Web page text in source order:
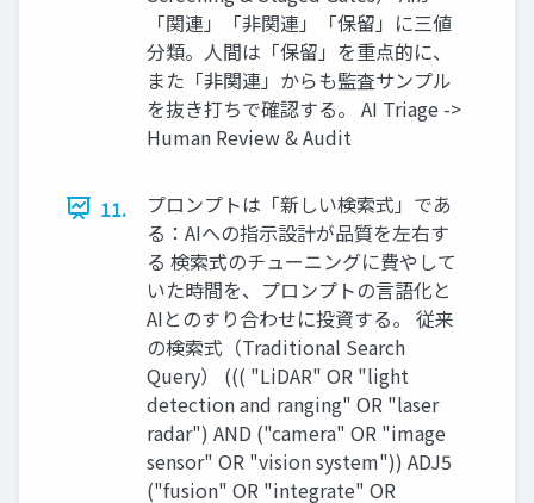
「関連」「非関連」「保留」に三値
分類。人間は「保留」を重点的に、
また「非関連」からも監査サンプル
を抜き打ちで確認する。 AI Triage ->
Human Review & Audit
11.
プロンプトは「新しい検索式」であ
る：AIへの指示設計が品質を左右す
る 検索式のチューニングに費やして
いた時間を、プロンプトの言語化と
AIとのすり合わせに投資する。 従来
の検索式（Traditional Search
Query） ((( "LiDAR" OR "light
detection and ranging" OR "laser
radar") AND ("camera" OR "image
sensor" OR "vision system")) ADJ5
("fusion" OR "integrate" OR